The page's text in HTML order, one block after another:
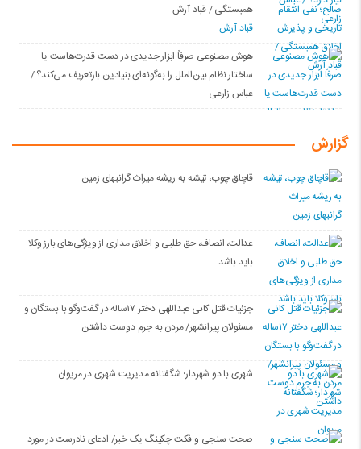
همبستگی / قباد آرش
قباد آرش
هوش مصنوعی صرفاً ابزار جدیدی در دست قدرت‌هاست یا
ساختار نظام بین‌الملل را به‌گونه‌ای بنیادین بازتعریف می‌کند؟ /
عباس زارعی
گزارش
قاچاق چوب، تیشه به ریشه میراث گرانبهای زمین
عدالت، انصاف، حق طلبی و اخلاق مداری از ویژگی‌های بارز وکلا
باید باشد
جزئیات قتل کانی عبداللهی دختر ۱۷ساله در گفت‌وگو با بستگان و
مسئولان پیرانشهر/ مردن به جرم دوست داشتن
شهری با دو شهردار؛ شگفتانه مدیریت شهری در مریوان
صحت سنجی و فکت چکینگ یک خبر/ ادعای نادرست در مورد